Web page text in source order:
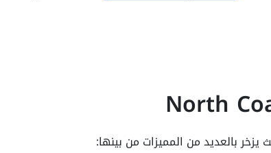
بالعديد من المميزات من بينها: